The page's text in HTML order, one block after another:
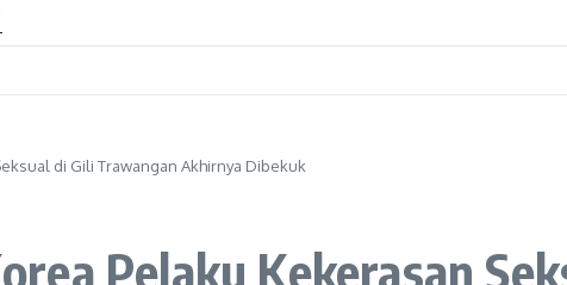
di Gili Trawangan Akhirnya Dibekuk
Pelaku Kekerasan